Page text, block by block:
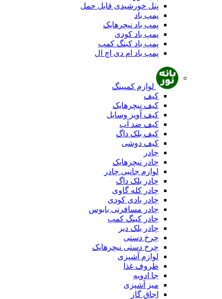
پنل خورشیدی قابل حمل
پمپ باد
پمپ باد نیچرهایک
پمپ باد کودی
پمپ باد کینگ کمپ
پمپ باد ام دی اچ ال
لوازم کمپینگ
کیف
کیف نیچرهایک
کیف آویز وسایل
کیف ضد آب
کیف بلک داگ
کیف دوشی
چادر
چادر نیچرهایک
لوازم جانبی چادر
چادر بلک داگ
چادر کله گاوی
چادر بادی کودی
چادر مسافرتی بابوس
چادر کینگ کمپ
چادر بلک دیر
چرخ دستی
چرخ دستی نیچرهایک
لوازم آشپزی
ظروف غذا
جا ادویه
میز آشپزی
اجاق گاز